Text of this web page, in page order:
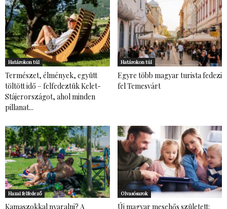
Határokon túl
Természet, élmények, együtt
töltött idő – felfedeztük Kelet-
Stájerországot, ahol minden
pillanat...
Határokon túl
Egyre több magyar turista fedezi
fel Temesvárt
Hazai felfedező
Kamaszokkal nyaralni? A
Olvasósarok
Új magyar mesehős született: